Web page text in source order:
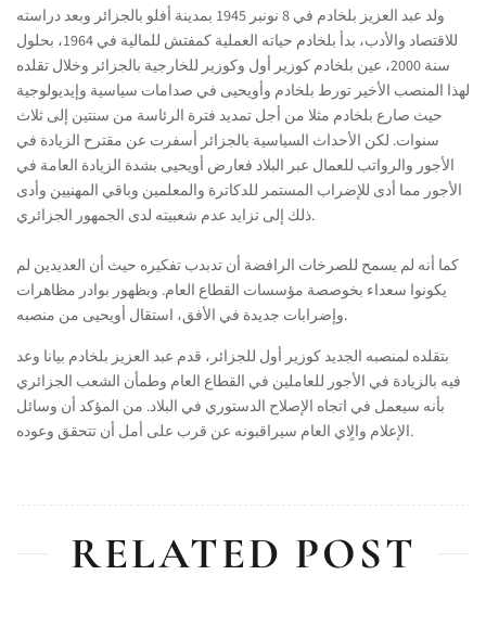
ولد عبد العزيز بلخادم في 8 نونبر 1945 بمدينة أفلو بالجزائر وبعد دراسته
للاقتصاد والأدب، بدأ بلخادم حياته العملية كمفتش للمالية في 1964، بحلول
سنة 2000، عين بلخادم كوزير أول وكوزير للخارجية بالجزائر وخلال تقلده
لهذا المنصب الأخير تورط بلخادم وأويحيى في صدامات سياسية وإيديولوجية
حيث صارع بلخادم مثلا من أجل تمديد فترة الرئاسة من سنتين إلى ثلاث
سنوات. لكن الأحداث السياسية بالجزائر أسفرت عن مقترح الزيادة في
الأجور والرواتب للعمال عبر البلاد فعارض أويحيى بشدة الزيادة العامة في
الأجور مما أدى للإضراب المستمر للدكاترة والمعلمين وباقي المهنيين وأدى
ذلك إلى تزايد عدم شعبيته لدى الجمهور الجزائري.
كما أنه لم يسمح للصرخات الرافضة أن تدبدب تفكيره حيث أن العديدين لم
يكونوا سعداء بخوصصة مؤسسات القطاع العام. وبظهور بوادر مظاهرات
وإضرابات جديدة في الأفق، استقال أويحيى من منصبه.
بتقلده لمنصبه الجديد كوزير أول للجزائر، قدم عبد العزيز بلخادم بيانا وعد
فيه بالزيادة في الأجور للعاملين في القطاع العام وطمأن الشعب الجزائري
بأنه سيعمل في اتجاه الإصلاح الدستوري في البلاد. من المؤكد أن وسائل
الإعلام والٍاي العام سيراقبونه عن قرب على أمل أن تتحقق وعوده.
RELATED POST